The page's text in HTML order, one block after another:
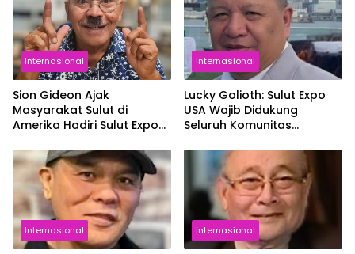
Internasional
Sion Gideon Ajak
Masyarakat Sulut di
Amerika Hadiri Sulut Expo
Bakudapa di New Jersey!
Internasional
Lucky Golioth: Sulut Expo
USA Wajib Didukung
Seluruh Komunitas
Internasional Internasional